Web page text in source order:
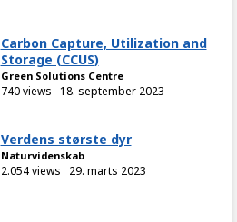
Carbon Capture, Utilization and
Storage (CCUS)
Green Solutions Centre
740 views 18. september 2023
Verdens største dyr
Naturvidenskab
2.054 views 29. marts 2023